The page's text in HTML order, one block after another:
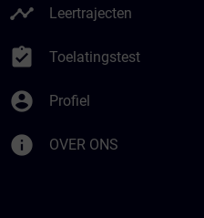
timeline Leertrajecten
assignment_turned_in Toelatingstest
account_circle Profiel
info OVER ONS